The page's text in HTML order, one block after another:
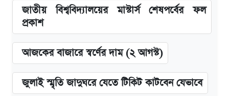
জাতীয় বিশ্ববিদ্যালয়ের মাস্টার্স শেষপর্বের ফল
প্রকাশ
আজকের বাজারে স্বর্ণের দাম (২ আগস্ট)
জুলাই স্মৃতি জাদুঘরে যেতে টিকিট কাটবেন যেভাবে